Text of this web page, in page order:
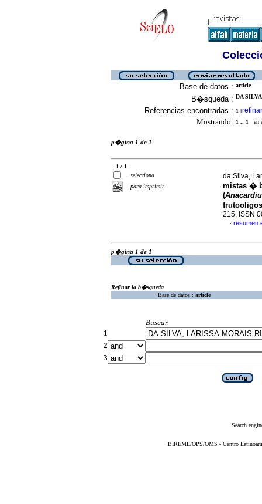
Base de datos : article
B�squeda : DA
Referencias encontradas : 1 [refinar
Mostrando: 1 .. 1 en
p�gina 1 de 1
1 / 1
selecciona
para imprimir
da Silva,
mistas �
(
215. ISSN
· resumen
p�gina 1 de 1
Refinar la b�squeda
Base de datos : article
Buscar
1
2
3
Search
BIREME/OPS/OMS - Centro